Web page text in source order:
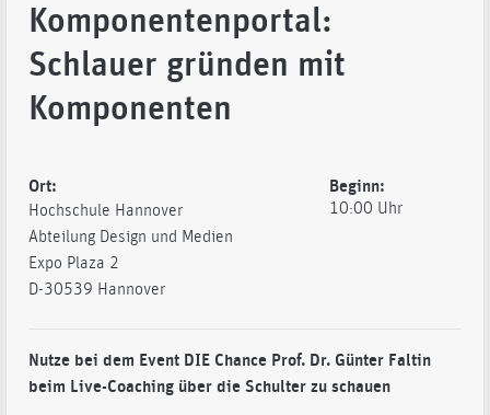
Komponentenportal:
Schlauer gründen mit
Komponenten
Ort:
Hochschule Hannover
Abteilung Design und Medien
Expo Plaza 2
D-30539 Hannover
Beginn:
10:00 Uhr
Nutze bei dem Event DIE Chance Prof. Dr. Günter Faltin
beim Live-Coaching über die Schulter zu schauen